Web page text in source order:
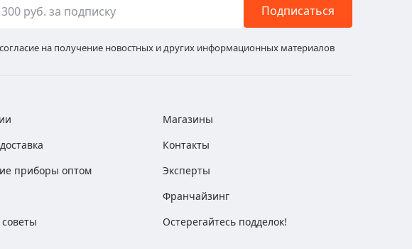
Подписаться
на получение новостных и других информационных материалов
приборы оптом
Магазины
Контакты
Эксперты
Франчайзинг
Остерегайтесь подделок!